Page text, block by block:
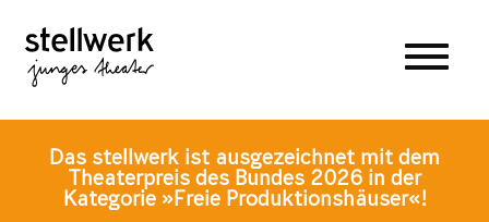
Hauptmenü
Inhalt
springen
Fusszeile
springen
Das stellwerk ist ausgezeichnet mit dem
Theaterpreis des Bundes 2026 in der
Kategorie »Freie Produktionshäuser«!